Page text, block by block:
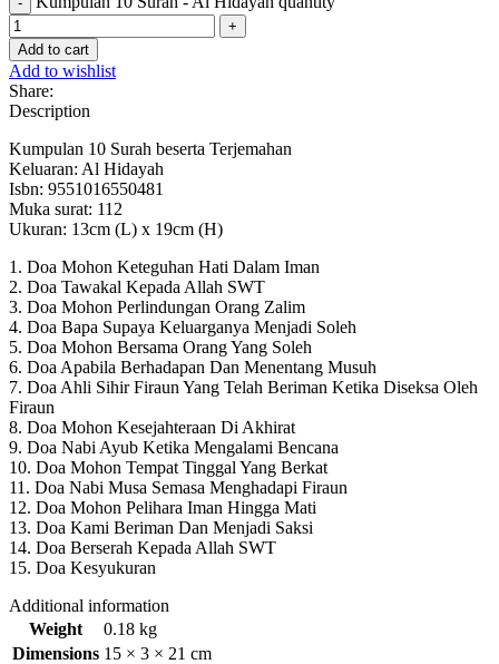
Add to cart
Add to wishlist
Share:
Description
Kumpulan 10 Surah beserta Terjemahan
Keluaran: Al Hidayah
Isbn: 9551016550481
Muka surat: 112
Ukuran: 13cm (L) x 19cm (H)
1. Doa Mohon Keteguhan Hati Dalam Iman
2. Doa Tawakal Kepada Allah SWT
3. Doa Mohon Perlindungan Orang Zalim
4. Doa Bapa Supaya Keluarganya Menjadi Soleh
5. Doa Mohon Bersama Orang Yang Soleh
6. Doa Apabila Berhadapan Dan Menentang Musuh
7. Doa Ahli Sihir Firaun Yang Telah Beriman Ketika Diseksa Oleh
Firaun
8. Doa Mohon Kesejahteraan Di Akhirat
9. Doa Nabi Ayub Ketika Mengalami Bencana
10. Doa Mohon Tempat Tinggal Yang Berkat
11. Doa Nabi Musa Semasa Menghadapi Firaun
12. Doa Mohon Pelihara Iman Hingga Mati
13. Doa Kami Beriman Dan Menjadi Saksi
14. Doa Berserah Kepada Allah SWT
15. Doa Kesyukuran
Additional information
Weight
0.18 kg
Dimensions 15 × 3 × 21 cm